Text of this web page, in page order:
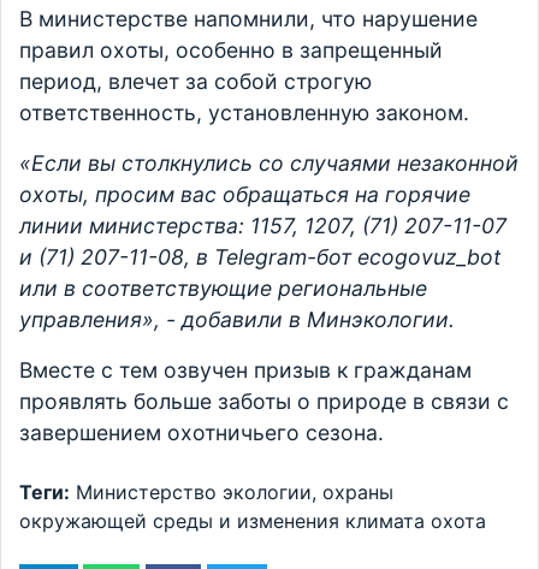
В министерстве напомнили, что нарушение
правил охоты, особенно в запрещенный
период, влечет за собой строгую
ответственность, установленную законом.
«Если вы столкнулись со случаями незаконной
охоты, просим вас обращаться на горячие
линии министерства: 1157, 1207, (71) 207-11-07
и (71) 207-11-08, в Telegram-бот ecogovuz_bot
или в соответствующие региональные
управления», - добавили в Минэкологии.
Вместе с тем озвучен призыв к гражданам
проявлять больше заботы о природе в связи с
завершением охотничьего сезона.
Теги: Министерство экологии, охраны
окружающей среды и изменения климата охота